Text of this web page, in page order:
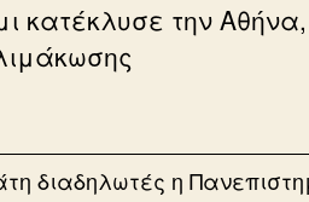
κατέκλυσε την